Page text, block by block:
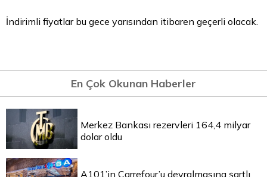
İndirimli fiyatlar bu gece yarısından itibaren geçerli olacak.
En Çok Okunan Haberler
Merkez Bankası rezervleri 164,4 milyar
dolar oldu
A101’in Carrefour’u devralmasına şartlı